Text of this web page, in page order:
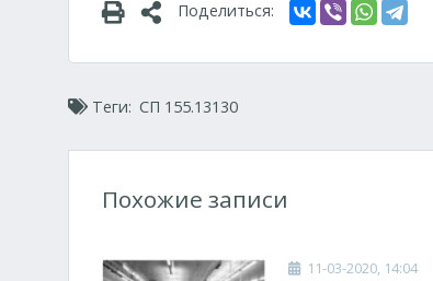
Поделиться:
Теги: СП 155.13130
Похожие записи
11-03-2020, 14:04